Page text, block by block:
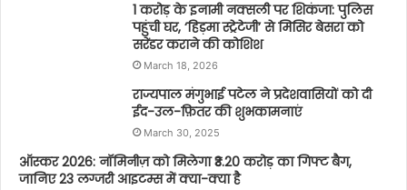
1 करोड़ के इनामी नक्सली पर शिकंजा: पुलिस
पहुंची घर, ‘हिड़मा स्ट्रेटेजी’ से मिसिर बेसरा को
सरेंडर कराने की कोशिश
March 18, 2026
राज्यपाल मंगुभाई पटेल ने प्रदेशवासियों को दी
ईद-उल-फ़ितर की शुभकामनाएं
March 30, 2025
ऑस्कर 2026: नॉमिनीज़ को मिलेगा ₹3.20 करोड़ का गिफ्ट बैग,
जानिए 23 लग्जरी आइटम्स में क्या-क्या है